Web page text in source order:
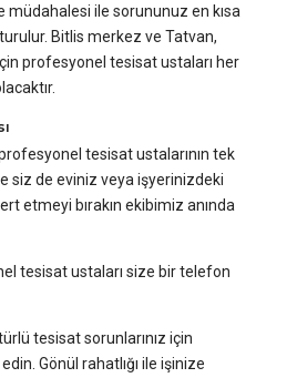
ile sorununuz en kısa
Bitlis merkez ve Tatvan,
profesyonel tesisat ustaları her
tesisat ustalarının tek
siz de eviniz veya işyerinizdeki
etmeyi bırakın ekibimiz anında
tesisat ustaları size bir telefon
tesisat sorunlarınız için
Gönül rahatlığı ile işinize